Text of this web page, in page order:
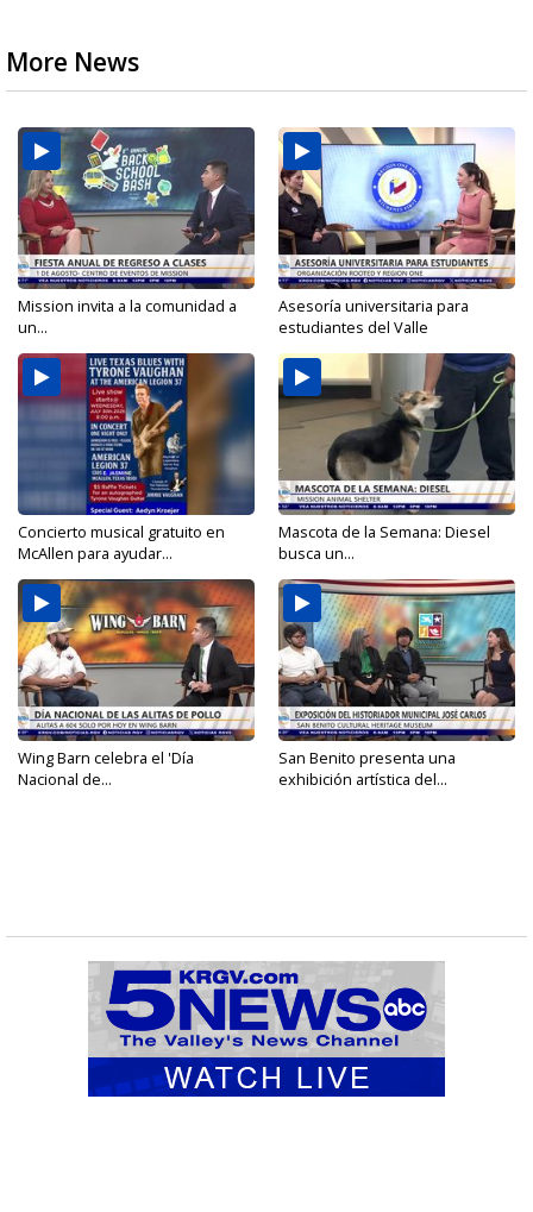
More News
Mission invita a la comunidad a
un...
Asesoría universitaria para
estudiantes del Valle
Concierto musical gratuito en
McAllen para ayudar...
Mascota de la Semana: Diesel
busca un...
Wing Barn celebra el 'Día
Nacional de...
San Benito presenta una
exhibición artística del...